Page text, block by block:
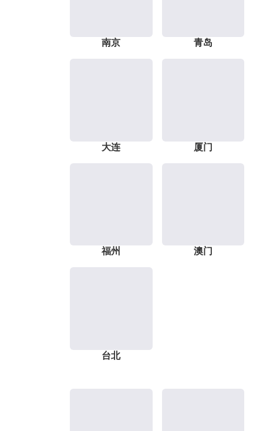
南京 青岛
大连 厦门
福州 澳门
台北